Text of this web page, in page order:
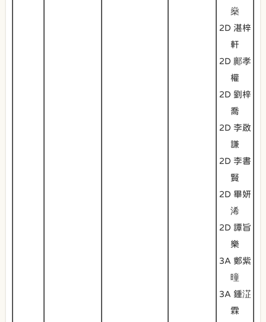
燊
2D 湛梓
軒
2D 鄺孝
權
2D 劉梓
喬
2D 李啟
謙
2D 李書
賢
2D 畢妍
浠
2D 譚旨
樂
3A 鄭紫
曈
3A 鍾淽
霖